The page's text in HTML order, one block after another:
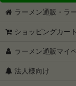
ラーメン通販・ラ
ショッピングカート
ラーメン通販マイ
法人様向け